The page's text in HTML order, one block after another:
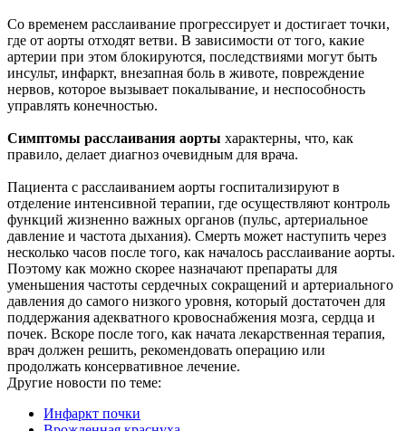
Со временем расслаивание прогрессирует и достигает точки,
где от аорты отходят ветви. В зависимости от того, какие
артерии при этом блокируются, последствиями могут быть
инсульт, инфаркт, внезапная боль в животе, повреждение
нервов, которое вызывает покалывание, и неспособность
управлять конечностью.
Симптомы расслаивания аорты характерны, что, как
правило, делает диагноз очевидным для врача.
Пациента с расслаиванием аорты госпитализируют в
отделение интенсивной терапии, где осуществляют контроль
функций жизненно важных органов (пульс, артериальное
давление и частота дыхания). Смерть может наступить через
несколько часов после того, как началось расслаивание аорты.
Поэтому как можно скорее назначают препараты для
уменьшения частоты сердечных сокращений и артериального
давления до самого низкого уровня, который достаточен для
поддержания адекватного кровоснабжения мозга, сердца и
почек. Вскоре после того, как начата лекарственная терапия,
врач должен решить, рекомендовать операцию или
продолжать консервативное лечение.
Другие новости по теме:
Инфаркт почки